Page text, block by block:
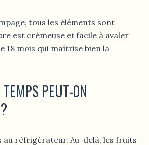
tous les éléments sont
est crémeuse et facile à avaler
18 mois qui maîtrise bien la
PEUT-ON
au réfrigérateur. Au-delà, les fruits